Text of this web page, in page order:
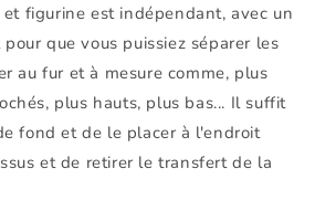
figurine est indépendant, avec un
que vous puissiez séparer les
au fur et à mesure comme, plus
plus hauts, plus bas... Il suffit
fond et de le placer à l'endroit
et de retirer le transfert de la